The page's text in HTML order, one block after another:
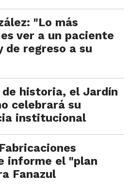
"Lo más
ver a un paciente
de regreso a su
de historia, el Jardín
celebrará su
institucional
informe el "plan
Fanazul